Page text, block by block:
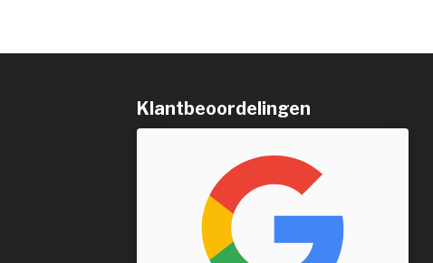
Klantbeoordelingen